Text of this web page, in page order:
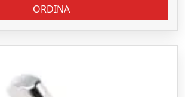
ORDINA